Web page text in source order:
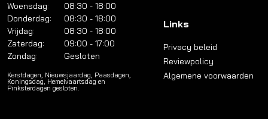
Woensdag:
08:30 - 18:00
Donderdag:
08:30 - 18:00
Vrijdag:
08:30 - 18:00
Zaterdag:
09:00 - 17:00
Zondag:
Gesloten
Kerstdagen, Nieuwsjaardag, Paasdagen,
Koningsdag, Hemelvaartsdag en
Pinksterdagen gesloten.
Links
Privacy beleid
Reviewpolicy
Algemene voorwaarden